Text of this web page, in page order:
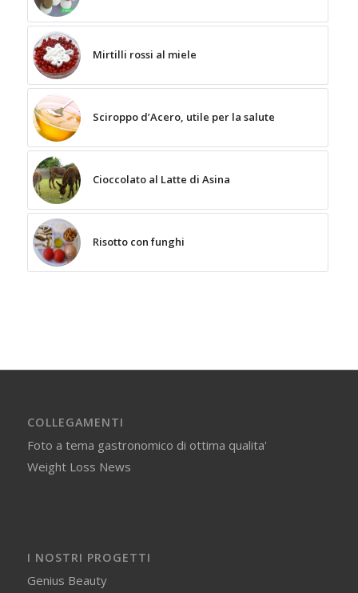
Mirtilli rossi al miele
Sciroppo d’Acero, utile per la salute
Cioccolato al Latte di Asina
Risotto con funghi
COLLEGAMENTI
Foto a tema gastronomico di ottima qualita'
Weight Loss News
I NOSTRI PROGETTI
Genius Beauty